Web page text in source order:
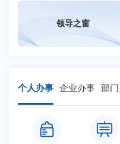
领导之窗
个人办事 企业办事 部